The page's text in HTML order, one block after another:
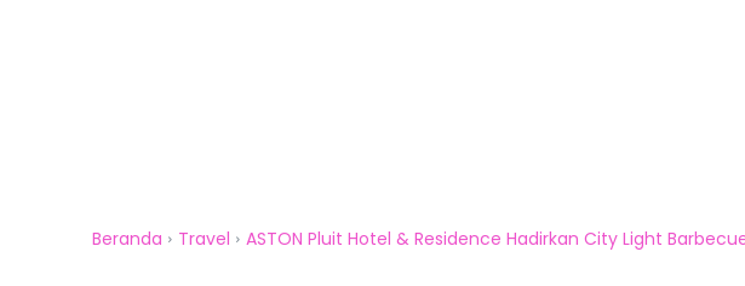
Beranda Travel ASTON Pluit Hotel & Residence Hadirkan City Light